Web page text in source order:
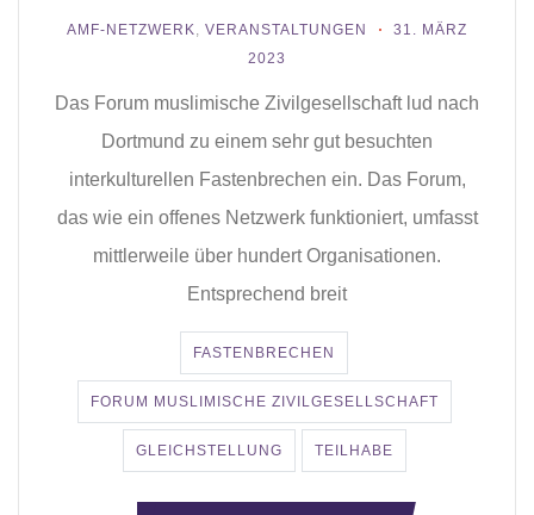
AMF-NETZWERK VERANSTALTUNGEN
31. MÄRZ
2023
Das Forum muslimische Zivilgesellschaft lud nach
Dortmund zu einem sehr gut besuchten
interkulturellen Fastenbrechen ein. Das Forum,
das wie ein offenes Netzwerk funktioniert, umfasst
mittlerweile über hundert Organisationen.
Entsprechend breit
FASTENBRECHEN
FORUM MUSLIMISCHE ZIVILGESELLSCHAFT
GLEICHSTELLUNG TEILHABE